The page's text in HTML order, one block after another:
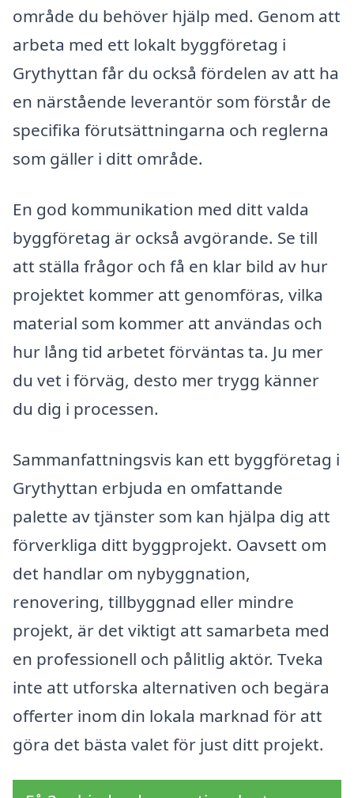
område du behöver hjälp med. Genom att
arbeta med ett lokalt byggföretag i
Grythyttan får du också fördelen av att ha
en närstående leverantör som förstår de
specifika förutsättningarna och reglerna
som gäller i ditt område.
En god kommunikation med ditt valda
byggföretag är också avgörande. Se till
att ställa frågor och få en klar bild av hur
projektet kommer att genomföras, vilka
material som kommer att användas och
hur lång tid arbetet förväntas ta. Ju mer
du vet i förväg, desto mer trygg känner
du dig i processen.
Sammanfattningsvis kan ett byggföretag i
Grythyttan erbjuda en omfattande
palette av tjänster som kan hjälpa dig att
förverkliga ditt byggprojekt. Oavsett om
det handlar om nybyggnation,
renovering, tillbyggnad eller mindre
projekt, är det viktigt att samarbeta med
en professionell och pålitlig aktör. Tveka
inte att utforska alternativen och begära
offerter inom din lokala marknad för att
göra det bästa valet för just ditt projekt.